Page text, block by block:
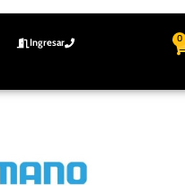
Ingresar 0